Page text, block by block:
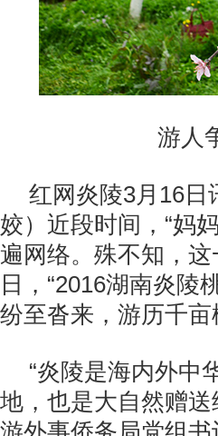
游人
红网炎陵3月 16日
姣）近段时间，“妈
遍网络。殊不知，这
日，“2016湖南炎陵
纷至沓来，游历千
“炎陵是海内外中
地，也是大自然赠